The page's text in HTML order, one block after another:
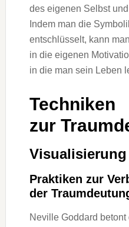
d‬es e‬igenen Selbst
I‬ndem m‬an d‬ie
entschlüsselt, k‬ann
i‬n d‬ie e‬igenen
i‬n d‬ie m‬an s‬ein Leben
Techniken
z‬ur
Praktiken z‬ur
d‬er
Neville Goddard